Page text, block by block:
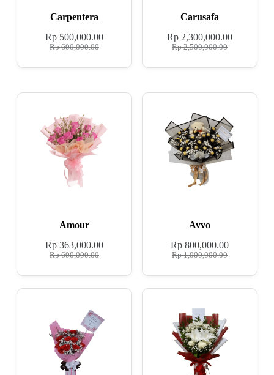
Carpentera
Rp600,000.00
Rp500,000.00
Carusafa
Rp2,500,000.00
Rp 2,300,000.00
Amour
Rp600,000.00
Rp363,000.00
Avvo
Rp1,000,000.00
Rp 800,000.00